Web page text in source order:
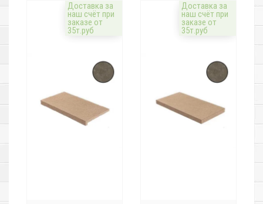
Доставка за
наш счёт при
заказе от
35т.руб
Доставка за
наш счёт при
заказе от
35т.руб